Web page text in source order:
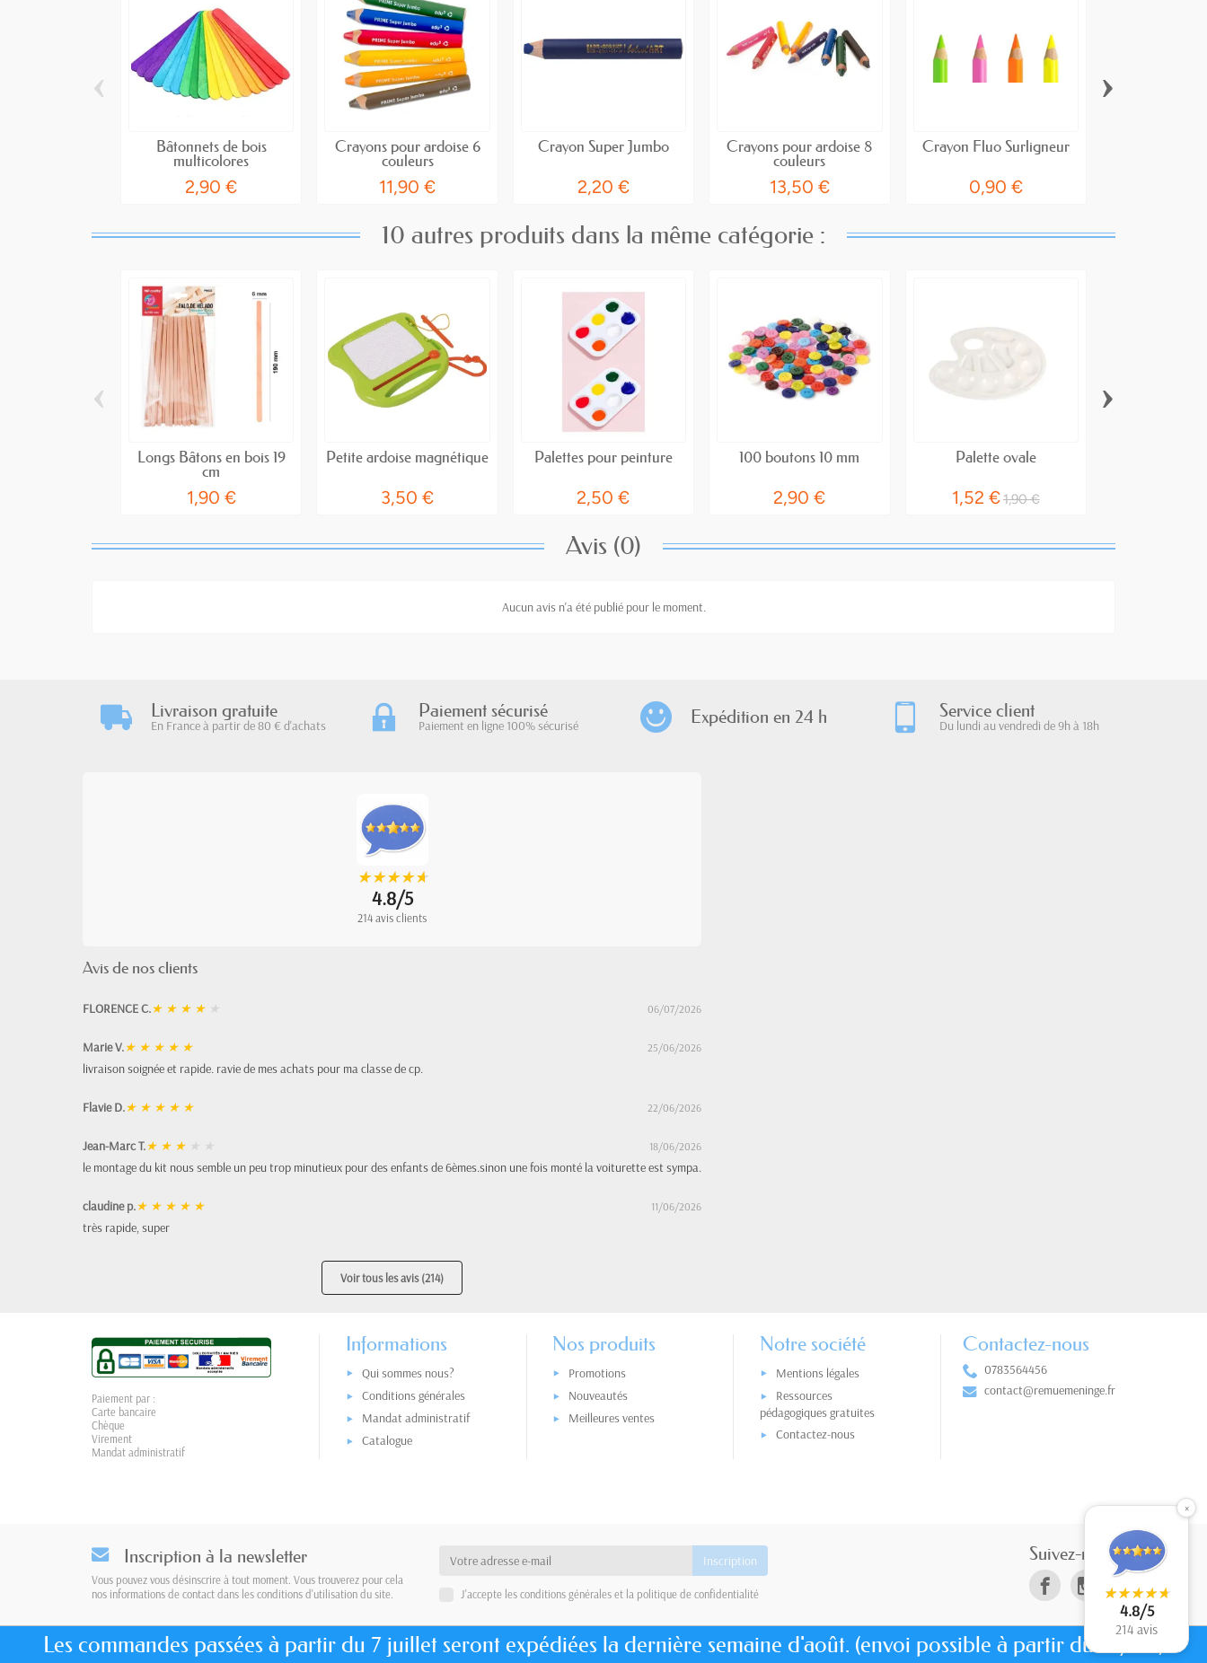
Les commandes passées à partir du 7 juillet seront expédiées la dernière semaine d'août. (envoi possible à partir du 10/08)
Bâtonnets de bois
multicolores
2,90 €
Crayons pour ardoise 6
couleurs
11,90 €
Crayon Super Jumbo
2,20 €
Crayons pour ardoise 8
couleurs
13,50 €
Crayon Fluo Surligneur
0,90 €
‹ ›
10 autres produits dans la même catégorie :
Longs Bâtons en bois 19
cm
1,90 €
Petite ardoise magnétique
3,50 €
Palettes pour peinture
2,50 €
100 boutons 10 mm
2,90 €
Palette ovale
1,52 €1,90 €
‹ ›
Avis (0)
Aucun avis n'a été publié pour le moment.
Livraison gratuite
En France à partir de 80 € d'achats
Paiement sécurisé
Paiement en ligne 100% sécurisé Expédition en 24 h Service client
Du lundi au vendredi de 9h à 18h
★
★★
★★
★★
★★
★
4.8/5
214 avis clients
Avis de nos clients
FLORENCE C.★ ★ ★ ★ ★ 06/07/2026
Marie V.★ ★ ★ ★ ★ 25/06/2026
livraison soignée et rapide. ravie de mes achats pour ma classe de cp.
Flavie D.★ ★ ★ ★ ★ 22/06/2026
Jean-Marc T.★ ★ ★ ★ ★ 18/06/2026
le montage du kit nous semble un peu trop minutieux pour des enfants de 6èmes.sinon une fois monté la voiturette est sympa.
claudine p.★ ★ ★ ★ ★ 11/06/2026
très rapide, super
Voir tous les avis (214)
Paiement par :
Carte bancaire
Chèque
Virement
Mandat administratif
Informations
Qui sommes nous?
Conditions générales
Mandat administratif
Catalogue
Nos produits
Promotions
Nouveautés
Meilleures ventes
Notre société
Mentions légales
Ressources
pédagogiques gratuites
Contactez-nous
Contactez-nous
0783564456
contact@remuemeninge.fr
Inscription à la newsletter
Vous pouvez vous désinscrire à tout moment. Vous trouverez pour cela
nos informations de contact dans les conditions d'utilisation du site.
J'accepte les conditions générales et la politique de confidentialité
Suivez-nous
Copyright © 2026 - Design byPrestacrea- Ecommerce software byPrestaShop™
×
★
★★
★★
★★
★★
★
4.8/5
214 avis